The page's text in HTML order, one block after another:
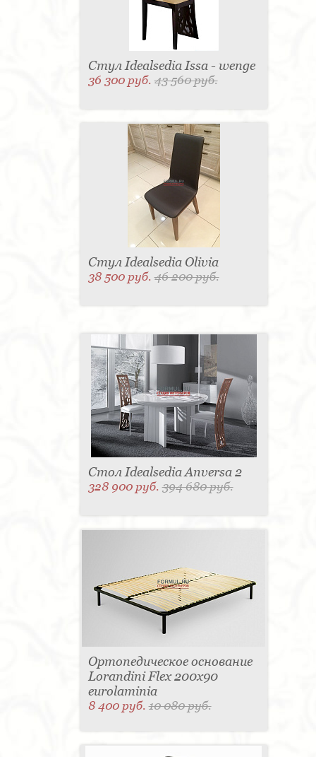
Стул Idealsedia Issa - wenge
36 300 руб.43 560 руб.
Стул Idealsedia Olivia
38 500 руб.46 200 руб.
Стол Idealsedia Anversa 2
328 900 руб.394 680 руб.
Ортопедическое основание
Lorandini Flex 200x90
eurolaminia
8 400 руб.10 080 руб.